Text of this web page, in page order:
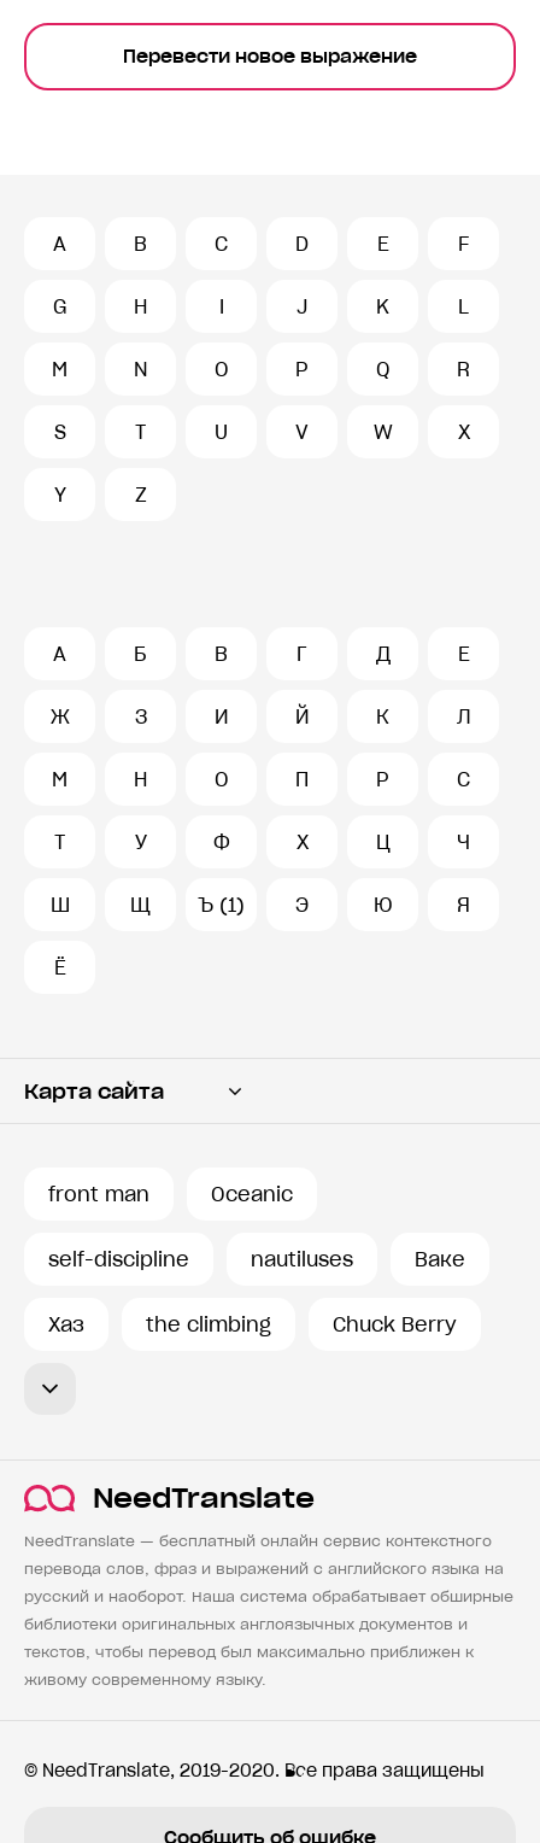
Перевести новое выражение
A B C D E F
G H I J K L
M N O P Q R
S T U V W X
Y Z
А Б В Г Д Е
Ж З И Й К Л
М Н О П Р С
Т У Ф Х Ц Ч
Ш Щ Ъ (1) Э Ю Я
Ё
Карта сайта
front man Oceanic
self-discipline nautiluses Ваке
Хаз the climbing Chuck Berry
NeedTranslate
NeedTranslate — бесплатный онлайн сервис контекстного
перевода слов, фраз и выражений с английского языка на
русский и наоборот. Наша система обрабатывает обширные
библиотеки оригинальных англоязычных документов и
текстов, чтобы перевод был максимально приближен к
живому современному языку.
© NeedTranslate, 2019-2020. Все права защищены
Сообщить об ошибке